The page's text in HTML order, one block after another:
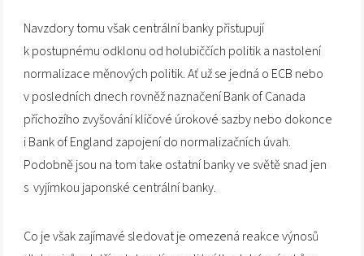
Navzdory tomu však centrální banky přistupují
k postupnému odklonu od holubiččích politik a nastolení
normalizace měnových politik. Ať už se jedná o ECB nebo
v posledních dnech rovněž naznačení Bank of Canada
příchozího zvyšování klíčové úrokové sazby nebo dokonce
i Bank of England zapojení do normalizačních úvah.
Podobně jsou na tom take ostatní banky ve světě snad jen
s vyjímkou japonské centrální banky.
Co je však zajímavé sledovat je omezená reakce výnosů